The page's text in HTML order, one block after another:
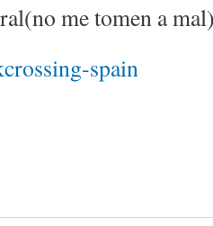
me tomen a
spain